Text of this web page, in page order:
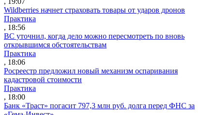
Wildberries начнет страховать товары от ударов дронов
Практика
, 18:56
ВС уточнил, когда дело можно пересмотреть по вновь
открывшимся обстоятельствам
Практика
, 18:06
Росреестр предложил новый механизм оспаривания
кадастровой стоимости
Практика
, 18:00
Банк «Траст» погасит 797,3 млн руб. долга перед ФНС за